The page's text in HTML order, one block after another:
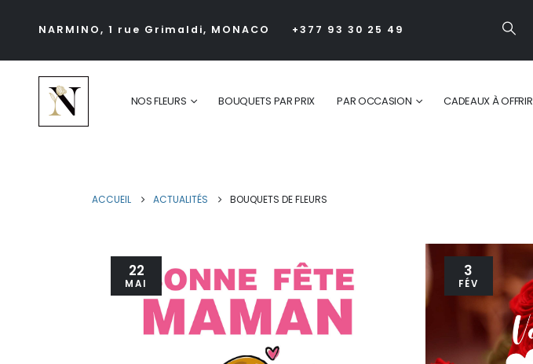
NARMINO, 1 rue Grimaldi, MONACO +377 93 30 25 49
NOS FLEURS BOUQUETS PAR PRIX PAR OCCASION CADEAUX À OFFRIR
ACCUEIL ACTUALITÉS BOUQUETS DE FLEURS
22
MAI
3
FÉV